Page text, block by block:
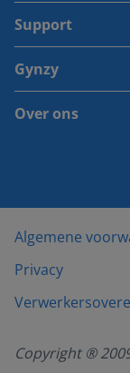
Support
Gynzy
Over ons
Algemene
Privacy
Copyright ®